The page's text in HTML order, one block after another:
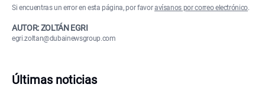
Si encuentras un error en esta página, por favoravísanos por correo electrónico.
AUTOR: ZOLTÁN EGRI
egri.zoltan@dubainewsgroup.com
Últimas noticias